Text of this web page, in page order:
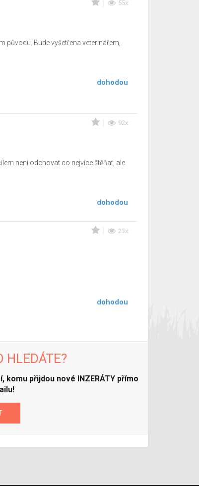
55x
původu. Bude vyšetřena veterinářem,
dohodou
92x
není odchovat co nejvíce štěňat, ale
dohodou
23x
dohodou
HLEDÁTE?
přijdou nové INZERÁTY přímo